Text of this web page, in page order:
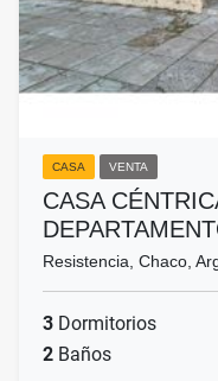
CASA VENTA
CASA
Resistencia, Chaco,
3 Dormitorios
2 Baños